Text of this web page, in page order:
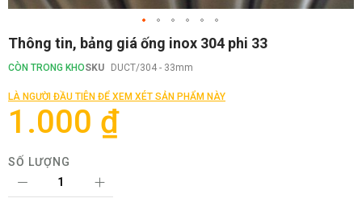
Chuyển
đến
phần
của
thư
hình
Thông tin, bảng giá ống inox 304 phi 33
CÒN TRONG KHOSKU DUCT/304 - 33mm
LÀ NGƯỜI ĐẦU TIÊN ĐỂ XEM XÉT SẢN PHẨM NÀY
1.000 ₫
SỐ LƯỢNG